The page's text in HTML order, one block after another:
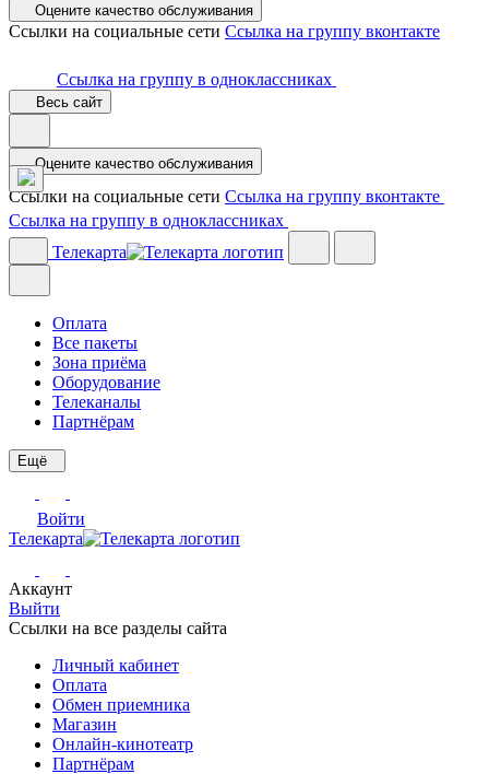
Оцените качество обслуживания
Ссылки на социальные сети Ссылка на группу вконтакте
Ссылка на группу в одноклассниках
Весь сайт
Оцените качество обслуживания
Ссылки на социальные сети Ссылка на группу вконтакте
Ссылка на группу в одноклассниках
Телекарта
Оплата
Все пакеты
Зона приёма
Оборудование
Телеканалы
Партнёрам
Ещё
Войти
Телекарта
Аккаунт
Выйти
Ссылки на все разделы сайта
Личный кабинет
Оплата
Обмен приемника
Магазин
Онлайн-кинотеатр
Партнёрам